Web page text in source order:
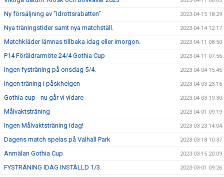
Ny försäljning av ”Idrottsrabatten” 2023-04-15 18:29
Nya träningstider samt nya matchställ. 2023-04-14 12:17
Matchkläder lämnas tillbaka idag eller imorgon. 2023-04-11 08:50
P14 Föräldrarmöte 24/4 Gothia Cup 2023-04-11 07:56
Ingen fysträning på onsdag 5/4. 2023-04-04 15:45
Ingen träning i påskhelgen 2023-04-03 23:16
Gothia cup - nu går vi vidare 2023-04-03 19:30
Målvaktsträning 2023-04-01 09:19
Ingen Målvaktsträning idag! 2023-03-23 14:04
Dagens match spelas på Valhall Park 2023-03-18 10:37
Anmälan Gothia Cup 2023-03-15 20:09
FYSTRÄNING IDAG INSTÄLLD 1/3. 2023-03-01 09:26